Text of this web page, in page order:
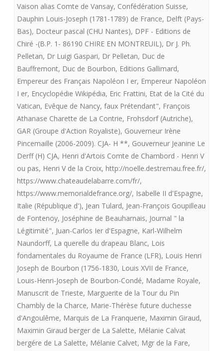
SACRE
DE
LOUIS
XVII
Vaison alias Comte de Vansay, Confédération Suisse,
Dauphin Louis-Joseph (1781-1789) de France, Delft (Pays-
Bas), Docteur pascal (CHU Nantes), DPF - Editions de
Chiré -(B.P. 1- 86190 CHIRE EN MONTREUIL), Dr J. Ph.
Pelletan, Dr Luigi Gaspari, Dr Pelletan, Duc de
Bauffremont, Duc de Bourbon, Editions Gallimard,
Empereur des Français Napoléon I er, Empereur Napoléon
I er, Encyclopédie Wikipédia, Eric Frattini, Etat de la Cité du
Vatican, Evêque de Nancy, faux Prétendant", François
Athanase Charette de La Contrie, Frohsdorf (Autriche),
GAR (Groupe d'Action Royaliste), Gouverneur Irène
Pincemaille (2006-2009). CJA- H **, Gouverneur Jeanine Le
Derff (H) CJA, Henri d'Artois Comte de Chambord - Henri V
ou pas, Henri V de la Croix, http://noelle.destremau.free.fr/,
https://www.chateaudelabarre.com/fr/,
https://www.memorialdefrance.org/, Isabelle II d'Espagne,
Italie (République d'), Jean Tulard, Jean-François Goupilleau
de Fontenoy, Joséphine de Beauharnais, Journal " la
Légitimité", Juan-Carlos Ier d'Espagne, Karl-Wilhelm
Naundorff, La querelle du drapeau Blanc, Lois
fondamentales du Royaume de France (LFR), Louis Henri
Joseph de Bourbon (1756-1830, Louis XVII de France,
Louis-Henri-Joseph de Bourbon-Condé, Madame Royale,
Manuscrit de Trieste, Marguerite de la Tour du Pin
Chambly de la Charce, Marie-Thérèse future duchesse
d'Angoulême, Marquis de La Franquerie, Maximin Giraud,
Maximin Giraud berger de La Salette, Mélanie Calvat
bergére de La Salette, Mélanie Calvet, Mgr de la Fare,